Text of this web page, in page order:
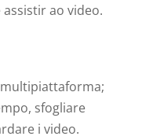
ao video.
sfogliare
i video.